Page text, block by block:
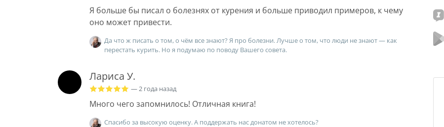
Я больше бы писал о болезнях от курения и больше приводил примеров, к чему
оно может привести.
Да что ж писать о том, о чём все знают? Я про болезни. Лучше о том, что люди не знают — как
перестать курить. Но я подумаю по поводу Вашего совета.
Лариса У.
— 2 года назад
Много чего запомнилось! Отличная книга!
Спасибо за высокую оценку. А поддержать нас донатом не хотелось?